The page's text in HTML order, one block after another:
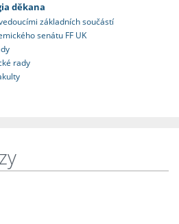
děkana
základních součástí
senátu FF UK
rady